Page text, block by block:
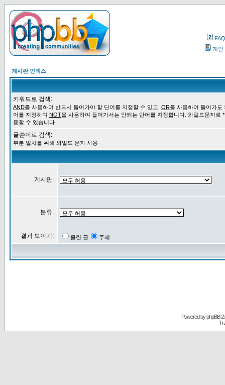
FAQ
개인
게시판 인덱스
키워드로 검색:
AND를 사용하여 반드시 들어가야 할 단어를 지정할 수 있고, OR를 사용하여 들어가도
어를 지정하며 NOT을 사용하여 들어가서는 안되는 단어를 지정합니다. 와일드문자로
용할 수 있습니다
글쓴이로 검색:
부분 일치를 위해 와일드 문자 사용
게시판:
분류:
결과 보이기: 올린 글 주제
Powered byphpBB